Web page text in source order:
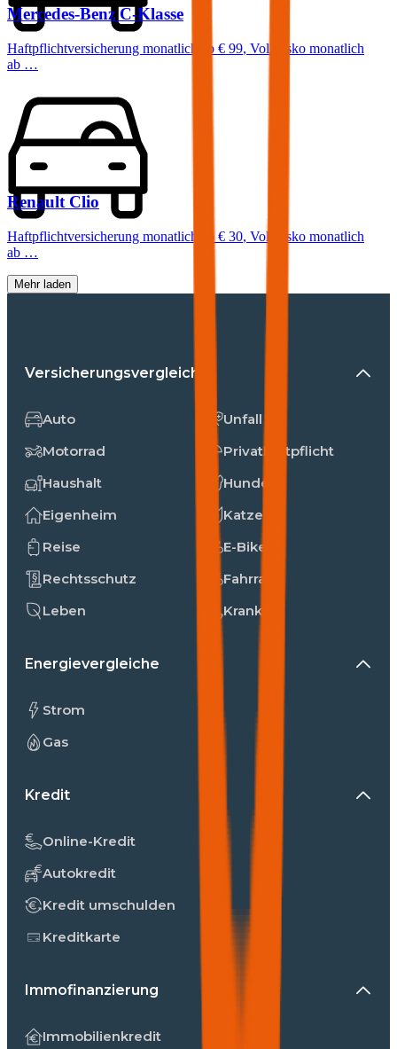
Mercedes-Benz C-Klasse
Haftpflichtversicherung monatlich ab € 99, Vollkasko monatlich
ab …
Renault Clio
Haftpflichtversicherung monatlich ab € 30, Vollkasko monatlich
ab …
Mehr laden
Versicherungsvergleiche
Auto
Motorrad
Haushalt
Eigenheim
Reise
Rechtsschutz
Leben
Unfall
Privathaftpflicht
Hunde
Katzen
E-Bike
Fahrrad
Kranken
Energievergleiche
Strom
Gas
Kredit
Online-Kredit
Autokredit
Kredit umschulden
Kreditkarte
Immofinanzierung
Immobilienkredit